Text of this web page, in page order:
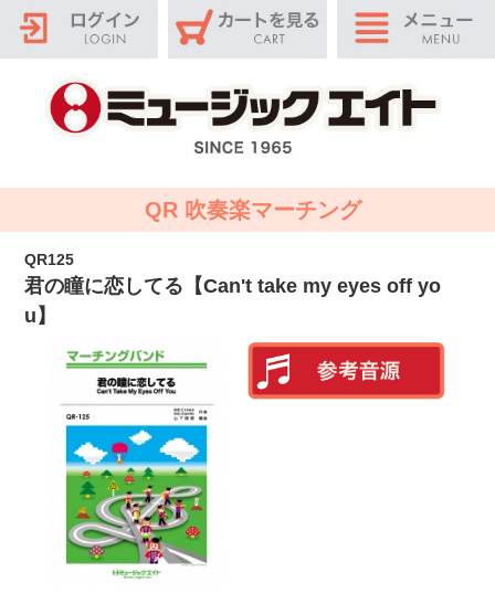
QR 吹奏楽マーチング
QR125
君の瞳に恋してる【Can't take my eyes off yo
u】